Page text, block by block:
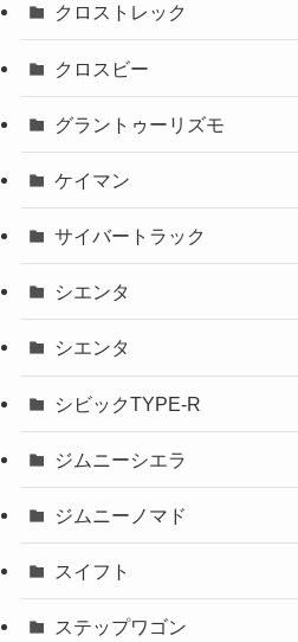
クロストレック
クロスビー
グラントゥーリズモ
ケイマン
サイバートラック
シエンタ
シエンタ
シビックTYPE-R
ジムニーシエラ
ジムニーノマド
スイフト
ステップワゴン